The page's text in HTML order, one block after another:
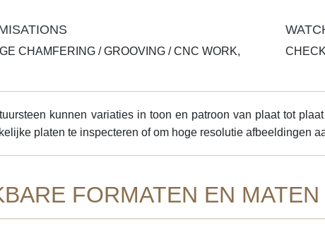
CHAMFERING / GROOVING / CNC WORK,
kunnen variaties in toon en patroon van plaat tot
platen te inspecteren of om hoge resolutie afbeeldingen
FORMATEN EN MATEN